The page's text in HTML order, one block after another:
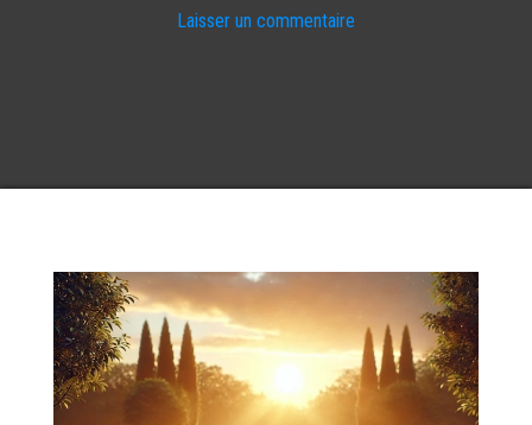
Laisser un commentaire